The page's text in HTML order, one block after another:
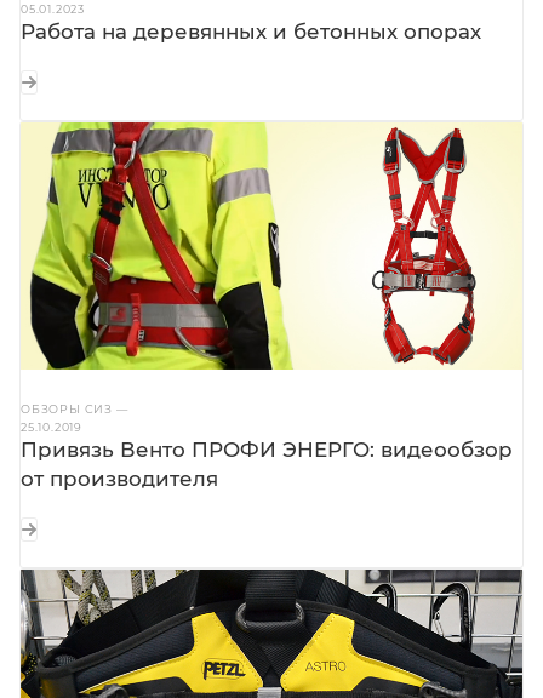
05.01.2023
Работа на деревянных и бетонных опорах
ОБЗОРЫ СИЗ —
25.10.2019
Привязь Венто ПРОФИ ЭНЕРГО: видеообзор
от производителя